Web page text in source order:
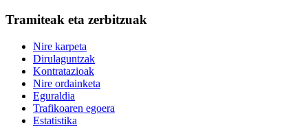
Tramiteak eta zerbitzuak
Nire karpeta
Dirulaguntzak
Kontratazioak
Nire ordainketa
Eguraldia
Trafikoaren egoera
Estatistika